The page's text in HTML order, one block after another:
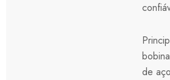
de